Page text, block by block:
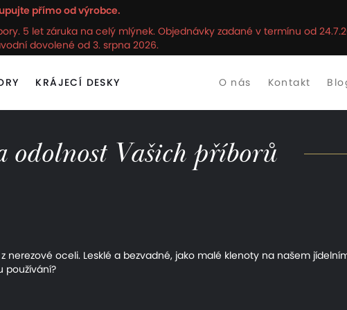
přímo od výrobce.
5 let záruka na celý mlýnek. Objednávky zadané v termínu od
dovolené od 3. srpna 2026.
KRÁJECÍ DESKY O nás Kontakt
odolnost Vašich příborů
oceli. Lesklé a bezvadné, jako malé klenoty na našem
používání?